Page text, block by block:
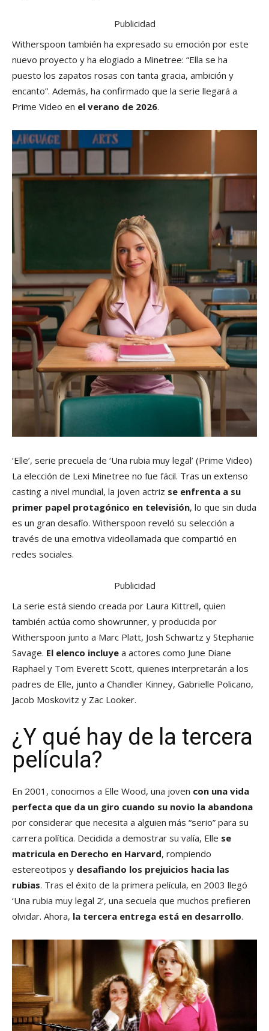
Publicidad
Witherspoon también ha expresado su emoción por este
nuevo proyecto y ha elogiado a Minetree: “Ella se ha
puesto los zapatos rosas con tanta gracia, ambición y
encanto”. Además, ha confirmado que la serie llegará a
Prime Video en el verano de 2026.
‘Elle’, serie precuela de ‘Una rubia muy legal’ (Prime Video)
La elección de Lexi Minetree no fue fácil. Tras un extenso
casting a nivel mundial, la joven actriz se enfrenta a su
primer papel protagónico en televisión, lo que sin duda
es un gran desafío. Witherspoon reveló su selección a
través de una emotiva videollamada que compartió en
redes sociales.
Publicidad
La serie está siendo creada por Laura Kittrell, quien
también actúa como showrunner, y producida por
Witherspoon junto a Marc Platt, Josh Schwartz y Stephanie
Savage. El elenco incluye a actores como June Diane
Raphael y Tom Everett Scott, quienes interpretarán a los
padres de Elle, junto a Chandler Kinney, Gabrielle Policano,
Jacob Moskovitz y Zac Looker.
¿Y qué hay de la tercera
película?
En 2001, conocimos a Elle Wood, una joven con una vida
perfecta que da un giro cuando su novio la abandona
por considerar que necesita a alguien más “serio” para su
carrera política. Decidida a demostrar su valía, Elle se
matricula en Derecho en Harvard, rompiendo
estereotipos y desafiando los prejuicios hacia las
rubias. Tras el éxito de la primera película, en 2003 llegó
‘Una rubia muy legal 2’, una secuela que muchos prefieren
olvidar. Ahora, la tercera entrega está en desarrollo.